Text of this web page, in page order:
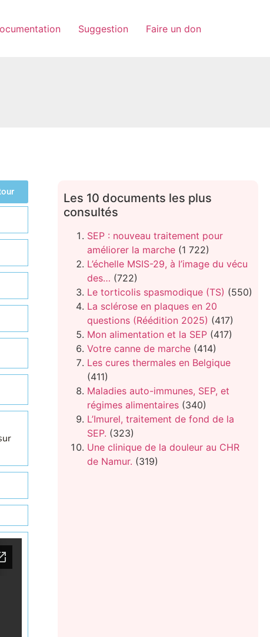
Suggestion Faire un don
Les 10 documents les plus
consultés
SEP : nouveau traitement pour
améliorer la marche (1 722)
L’échelle MSIS-29, à l’image du vécu
des… (722)
Le torticolis spasmodique (TS) (550)
La sclérose en plaques en 20
questions (Réédition 2025) (417)
Mon alimentation et la SEP (417)
Votre canne de marche (414)
Les cures thermales en Belgique
(411)
Maladies auto-immunes, SEP, et
régimes alimentaires (340)
L’Imurel, traitement de fond de la
SEP. (323)
Une clinique de la douleur au CHR
de Namur. (319)